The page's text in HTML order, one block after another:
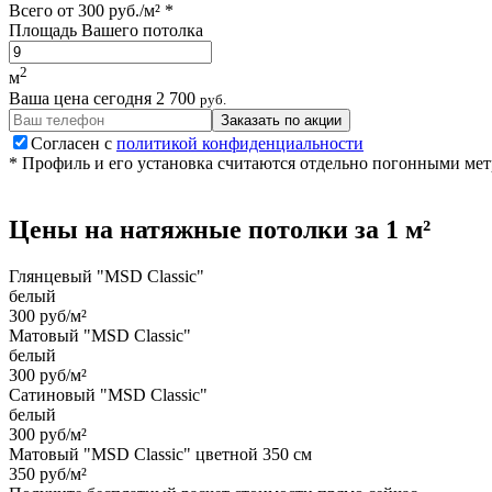
Всего от 300 руб./м² *
Площадь Вашего потолка
м2
Ваша цена сегодня 2 700 руб.
Заказать по акции
Согласен с политикой конфиденциальности
* Профиль и его установка считаются отдельно погонными
Цены на натяжные потолки за 1 м²
Глянцевый "MSD Classic"
белый
300 руб/м²
Матовый "MSD Classic"
белый
300 руб/м²
Сатиновый "MSD Classic"
белый
300 руб/м²
Матовый "MSD Classic" цветной 350 см
350 руб/м²